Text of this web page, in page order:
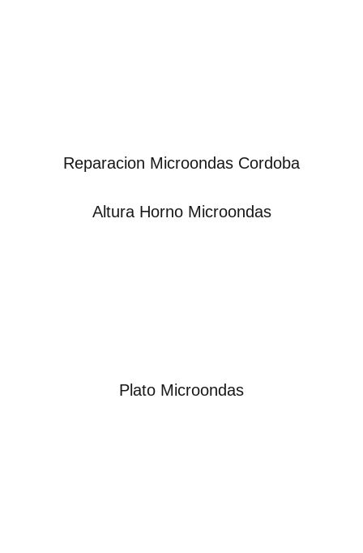
Reparacion Microondas Cordoba
Altura Horno Microondas
Plato Microondas